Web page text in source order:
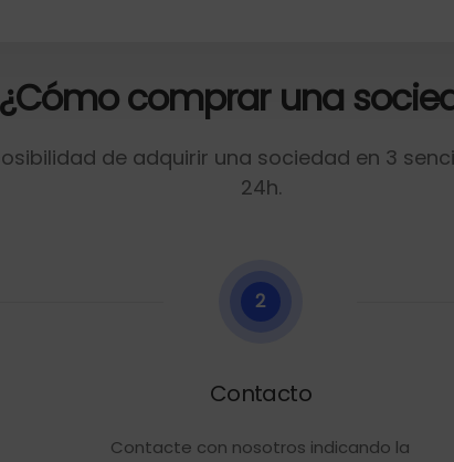
¿Cómo comprar una
posibilidad de adquirir una sociedad en 3
24h.
2
Contacto
Contacte con nosotros indicando la